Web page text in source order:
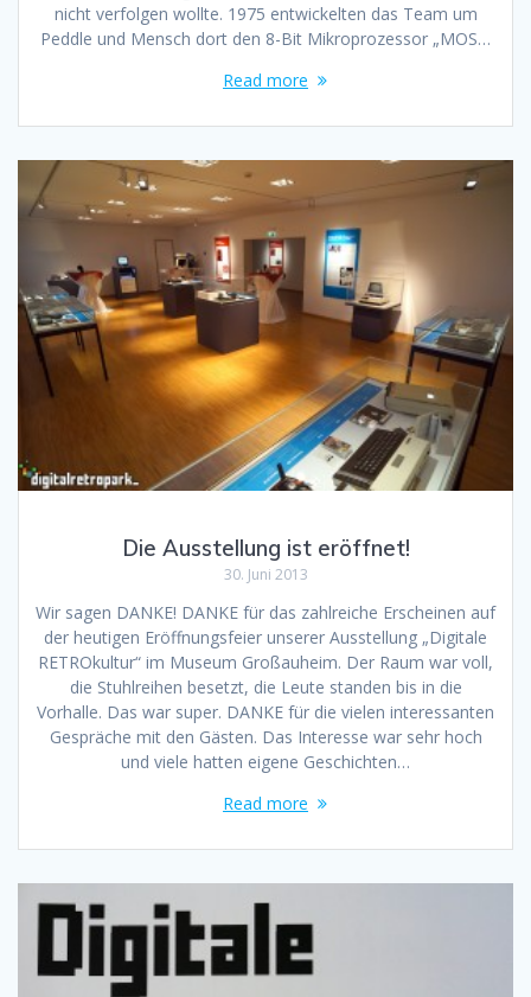
nicht verfolgen wollte. 1975 entwickelten das Team um
Peddle und Mensch dort den 8-Bit Mikroprozessor „MOS…
Read more
Die Ausstellung ist eröffnet!
30. Juni 2013
Wir sagen DANKE! DANKE für das zahlreiche Erscheinen auf
der heutigen Eröffnungsfeier unserer Ausstellung „Digitale
RETROkultur“ im Museum Großauheim. Der Raum war voll,
die Stuhlreihen besetzt, die Leute standen bis in die
Vorhalle. Das war super. DANKE für die vielen interessanten
Gespräche mit den Gästen. Das Interesse war sehr hoch
und viele hatten eigene Geschichten…
Read more